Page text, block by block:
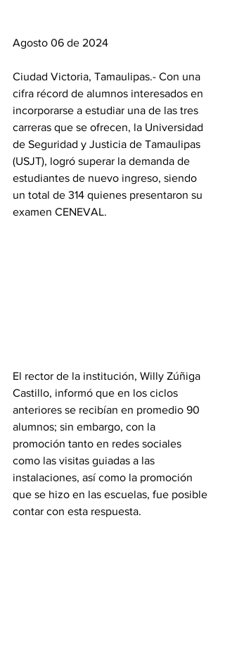
Agosto 06 de 2024
Ciudad Victoria, Tamaulipas.- Con una
cifra récord de alumnos interesados en
incorporarse a estudiar una de las tres
carreras que se ofrecen, la Universidad
de Seguridad y Justicia de Tamaulipas
(USJT), logró superar la demanda de
estudiantes de nuevo ingreso, siendo
un total de 314 quienes presentaron su
examen CENEVAL.
El rector de la institución, Willy Zúñiga
Castillo, informó que en los ciclos
anteriores se recibían en promedio 90
alumnos; sin embargo, con la
promoción tanto en redes sociales
como las visitas guiadas a las
instalaciones, así como la promoción
que se hizo en las escuelas, fue posible
contar con esta respuesta.